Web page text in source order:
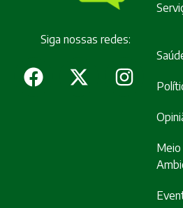
Siga nossas redes:
Meio